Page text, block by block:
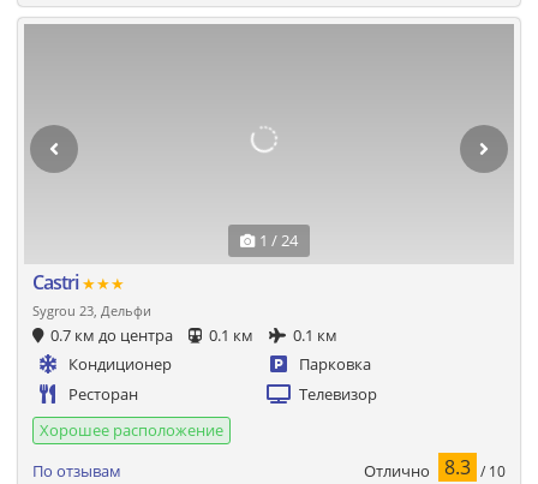
1 / 24
Castri★★★
Sygrou 23, Дельфи
0.7 км до центра 0.1 км
0.1 км
Кондиционер
Парковка
Ресторан
Телевизор
Хорошее расположение
По отзывам
Отлично 8.3 / 10